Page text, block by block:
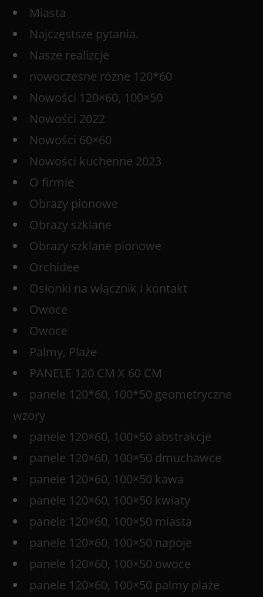
Miasta
Najczęstsze pytania.
Nasze realizcje
nowoczesne różne 120*60
Nowości 120×60, 100×50
Nowości 2022
Nowości 60×60
Nowości kuchenne 2023
O firmie
Obrazy pionowe
Obrazy szklane
Obrazy szklane pionowe
Orchidee
Osłonki na włącznik i kontakt
Owoce
Owoce
Palmy, Plaże
PANELE 120 CM X 60 CM
panele 120*60, 100*50 geometryczne
wzory
panele 120×60, 100×50 abstrakcje
panele 120×60, 100×50 dmuchawce
panele 120×60, 100×50 kawa
panele 120×60, 100×50 kwiaty
panele 120×60, 100×50 miasta
panele 120×60, 100×50 napoje
panele 120×60, 100×50 owoce
panele 120×60, 100×50 palmy plaże